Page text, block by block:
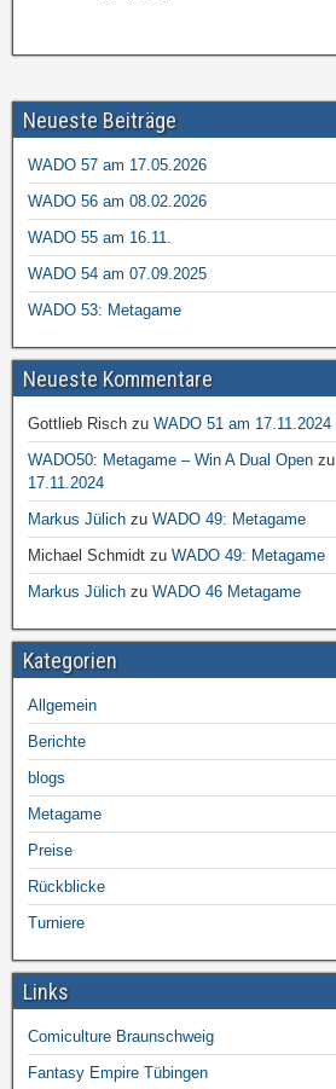
Neueste Beiträge
WADO 57 am 17.05.2026
WADO 56 am 08.02.2026
WADO 55 am 16.11.
WADO 54 am 07.09.2025
WADO 53: Metagame
Neueste Kommentare
Gottlieb Risch zu WADO 51 am 17.11.2024
WADO50: Metagame – Win A Dual Open zu
17.11.2024
Markus Jülich zu WADO 49: Metagame
Michael Schmidt zu WADO 49: Metagame
Markus Jülich zu WADO 46 Metagame
Kategorien
Allgemein
Berichte
blogs
Metagame
Preise
Rückblicke
Turniere
Links
Comiculture Braunschweig
Fantasy Empire Tübingen